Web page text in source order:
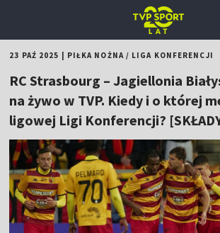
23 PAŹ 2025 PIŁKA NOŻNA/ LIGA KONFERENCJI
RC Strasbourg – Jagiellonia
na żywo w TVP. Kiedy i o której
ligowej Ligi Konferencji?